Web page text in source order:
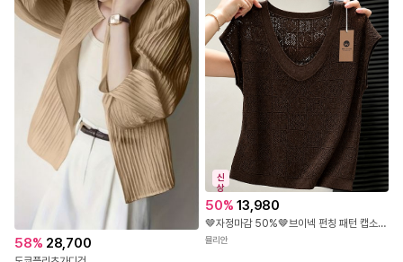
58% 28,700
신
상
50% 13,980
🤎자정마감 50%🤎브이넥 펀칭 패턴 캡소매 니트탑
뮬리안